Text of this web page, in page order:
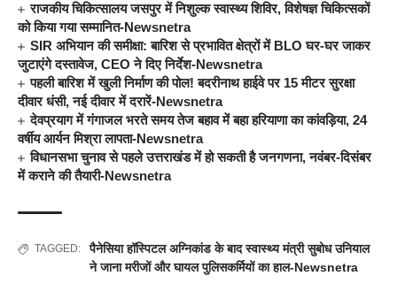
राजकीय चिकित्सालय जसपुर में निशुल्क स्वास्थ्य शिविर, विशेषज्ञ चिकित्सकों
को किया गया सम्मानित-Newsnetra
SIR अभियान की समीक्षा: बारिश से प्रभावित क्षेत्रों में BLO घर-घर जाकर
जुटाएंगे दस्तावेज, CEO ने दिए निर्देश-Newsnetra
पहली बारिश में खुली निर्माण की पोल! बदरीनाथ हाईवे पर 15 मीटर सुरक्षा
दीवार धंसी, नई दीवार में दरारें-Newsnetra
देवप्रयाग में गंगाजल भरते समय तेज बहाव में बहा हरियाणा का कांवड़िया, 24
वर्षीय आर्यन मिश्रा लापता-Newsnetra
विधानसभा चुनाव से पहले उत्तराखंड में हो सकती है जनगणना, नवंबर-दिसंबर
में कराने की तैयारी-Newsnetra
TAGGED:
पैनेसिया हॉस्पिटल अग्निकांड के बाद स्वास्थ्य मंत्री सुबोध उनियाल
ने जाना मरीजों और घायल पुलिसकर्मियों का हाल-Newsnetra